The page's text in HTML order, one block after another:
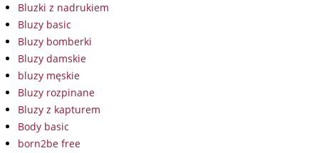
Bluzki z nadrukiem
Bluzy basic
Bluzy bomberki
Bluzy damskie
bluzy męskie
Bluzy rozpinane
Bluzy z kapturem
Body basic
born2be free